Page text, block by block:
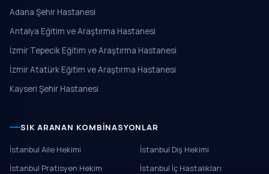
Adana Şehir Hastanesi
Antalya Eğitim ve Araştırma Hastanesi
İzmir Tepecik Eğitim ve Araştırma Hastanesi
İzmir Atatürk Eğitim ve Araştırma Hastanesi
Kayseri Şehir Hastanesi
SIK ARANAN KOMBINASYONLAR
İstanbul Aile Hekimi
İstanbul Diş Hekimi
İstanbul Pratisyen Hekim
İstanbul İç Hastalıkları